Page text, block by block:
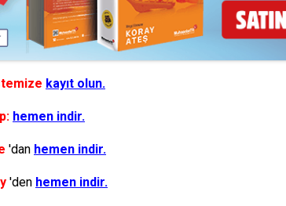
kayıt olun.
hemen indir.
'dan hemen indir.
'den hemen indir.